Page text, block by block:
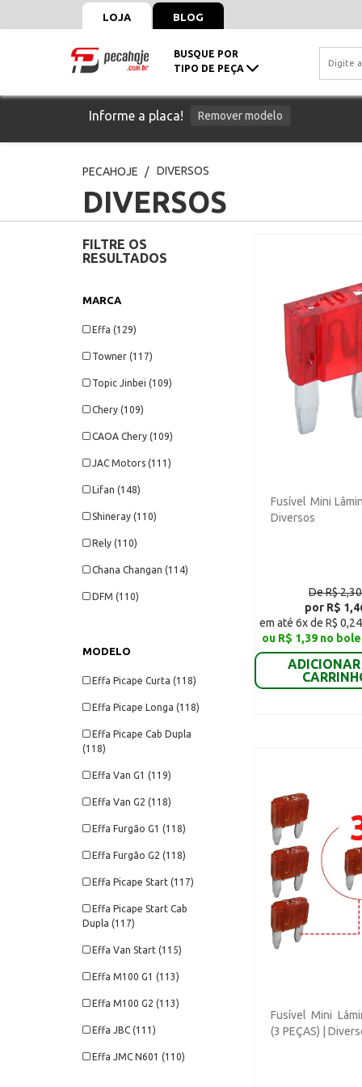
LOJA BLOG
BUSQUE POR
TIPO DE PEÇA
Informe a placa! Remover modelo
PECAHOJE DIVERSOS
DIVERSOS
FILTRE OS
RESULTADOS
MARCA
Effa (129)
Towner (117)
Topic Jinbei (109)
Chery (109)
CAOA Chery (109)
JAC Motors (111)
Lifan (148)
Shineray (110)
Rely (110)
Chana Changan (114)
DFM (110)
MODELO
Effa Picape Curta (118)
Effa Picape Longa (118)
Effa Picape Cab Dupla
(118)
Effa Van G1 (119)
Effa Van G2 (118)
Effa Furgão G1 (118)
Effa Furgão G2 (118)
Effa Picape Start (117)
Effa Picape Start Cab
Dupla (117)
Effa Van Start (115)
Effa M100 G1 (113)
Effa M100 G2 (113)
Effa JBC (111)
Effa JMC N601 (110)
Fusível Mini
Diversos
De R$ 2,30
por R$
em até 6x de R$
ou R$ 1,39 no
Fusível Mini
(3 PEÇAS) |